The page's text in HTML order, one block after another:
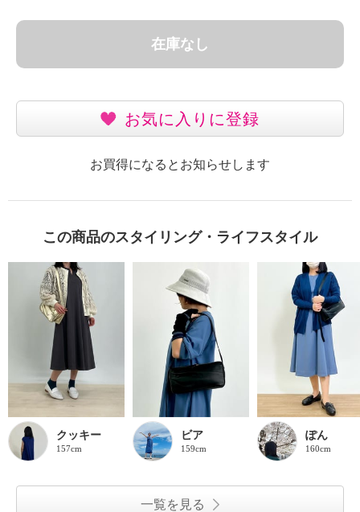
在庫なし
お気に入りに登録
お買得になるとお知らせします
この商品のスタイリング・ライフスタイル
クッキー
157cm
ビア
159cm
ぽん
160cm
一覧を見る